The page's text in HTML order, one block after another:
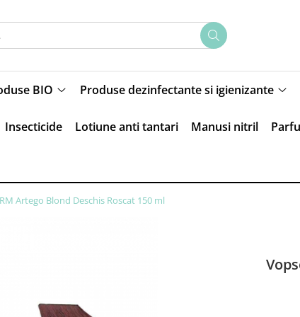
BIO Produse dezinfectante si igienizante
Insecticide Lotiune anti tantari Manusi nitril
Artego Blond Deschis Roscat 150 ml